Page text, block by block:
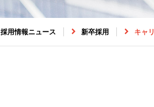
採用情報ニュース 新卒採用 キャ